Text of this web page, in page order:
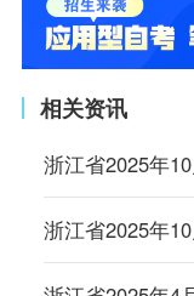
相关资讯
浙江省2025年
浙江省2025年